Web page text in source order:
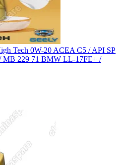
Tech 0W-20 ACEA C5 / API SP
MB 229 71 BMW LL-17FE+ /